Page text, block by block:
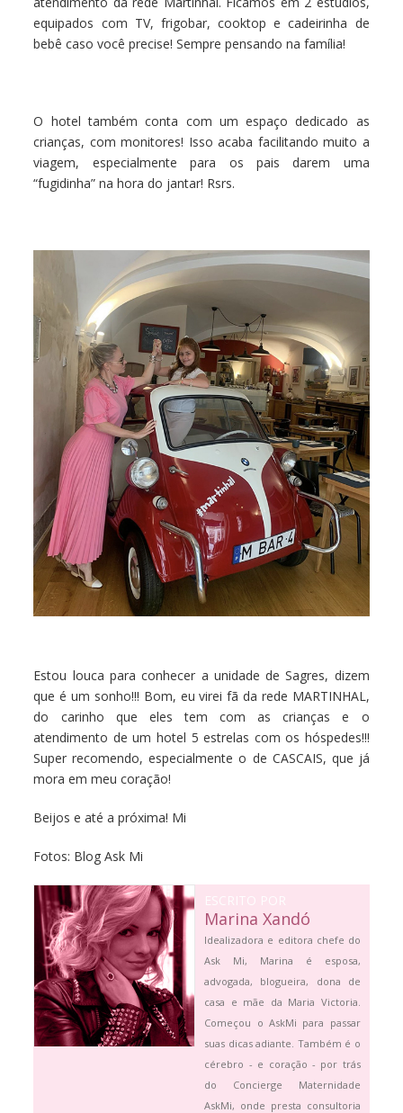
equipados com TV, frigobar, cooktop e cadeirinha de
bebê caso você precise! Sempre pensando na família!
O hotel também conta com um espaço dedicado as
crianças, com monitores! Isso acaba facilitando muito a
viagem, especialmente para os pais darem uma
“fugidinha” na hora do jantar! Rsrs.
Estou louca para conhecer a unidade de Sagres, dizem
que é um sonho!!! Bom, eu virei fã da rede MARTINHAL,
do carinho que eles tem com as crianças e o
atendimento de um hotel 5 estrelas com os hóspedes!!!
Super recomendo, especialmente o de CASCAIS, que já
mora em meu coração!
Beijos e até a próxima! Mi
Fotos: Blog Ask Mi
ESCRITO POR
Marina Xandó
Idealizadora e editora chefe do
Ask Mi, Marina é esposa,
advogada, blogueira, dona de
casa e mãe da Maria Victoria.
Começou o AskMi para passar
suas dicas adiante. Também é o
cérebro - e coração - por trás
do Concierge Maternidade
AskMi, onde presta consultoria